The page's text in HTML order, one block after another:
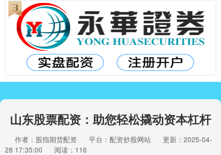
山东股票配资：助您轻松撬动资本杠杆
作者：股指期货配资 平台：配资炒股网站
更新：2025-04-
28 17:35:00
阅读：116